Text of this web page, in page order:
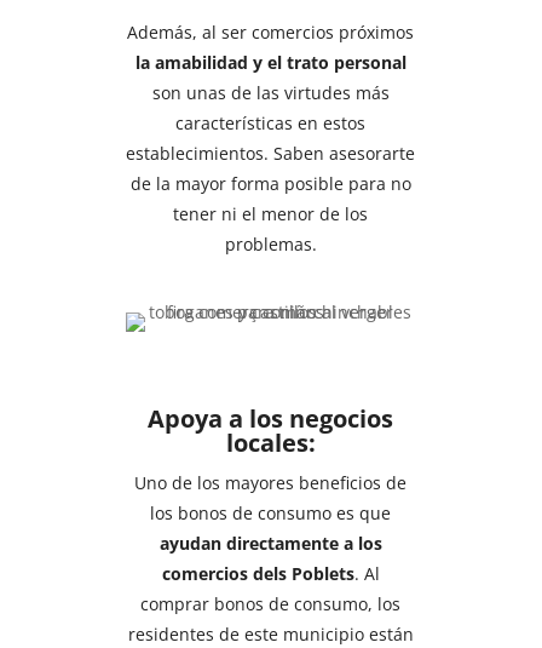
Además, al ser comercios próximos
la amabilidad y el trato personal
son unas de las virtudes más
características en estos
establecimientos. Saben asesorarte
de la mayor forma posible para no
tener ni el menor de los
problemas.
Apoya a los negocios
locales:
Uno de los mayores beneficios de
los bonos de consumo es que
ayudan directamente a los
comercios dels Poblets. Al
comprar bonos de consumo, los
residentes de este municipio están